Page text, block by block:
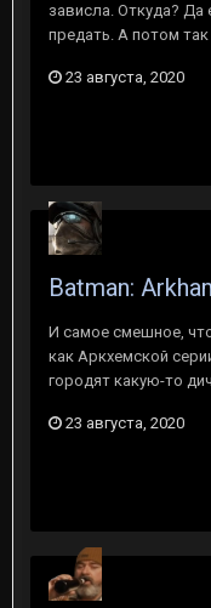
зависла. Откуда?
предать. А потом так
23 августа, 2020
Batman:
И самое смешное,
как Аркхемской
городят какую-то
23 августа, 2020